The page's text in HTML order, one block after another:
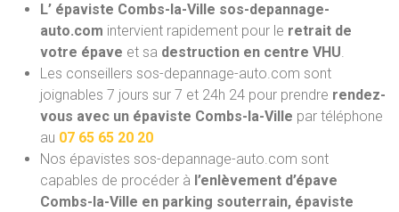
L’ épaviste Combs-la-Ville sos-depannage-
auto.com intervient rapidement pour le retrait de
votre épave et sa destruction en centre VHU.
Les conseillers sos-depannage-auto.com sont
joignables 7 jours sur 7 et 24h 24 pour prendre rendez-
vous avec un épaviste Combs-la-Ville par téléphone
au 07 65 65 20 20
Nos épavistes sos-depannage-auto.com sont
capables de procéder à l’enlèvement d’épave
Combs-la-Ville en parking souterrain, épaviste